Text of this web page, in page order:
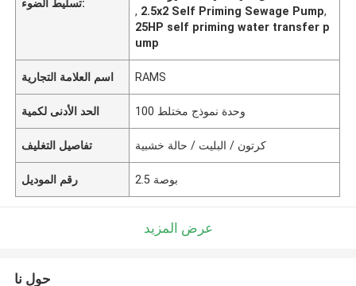
تسليط الضوء:
, 2.5x2 Self Priming Sewage Pump,
25HP self priming water transfer p
ump
اسم العلامة التجارية RAMS
الحد الأدنى لكمية 100 وحدة نموذج مختلط
تفاصيل التغليف كرتون / البليت / حالة خشبية
رقم الموديل 2.5 بوصة
عرض المزيد
حول نا